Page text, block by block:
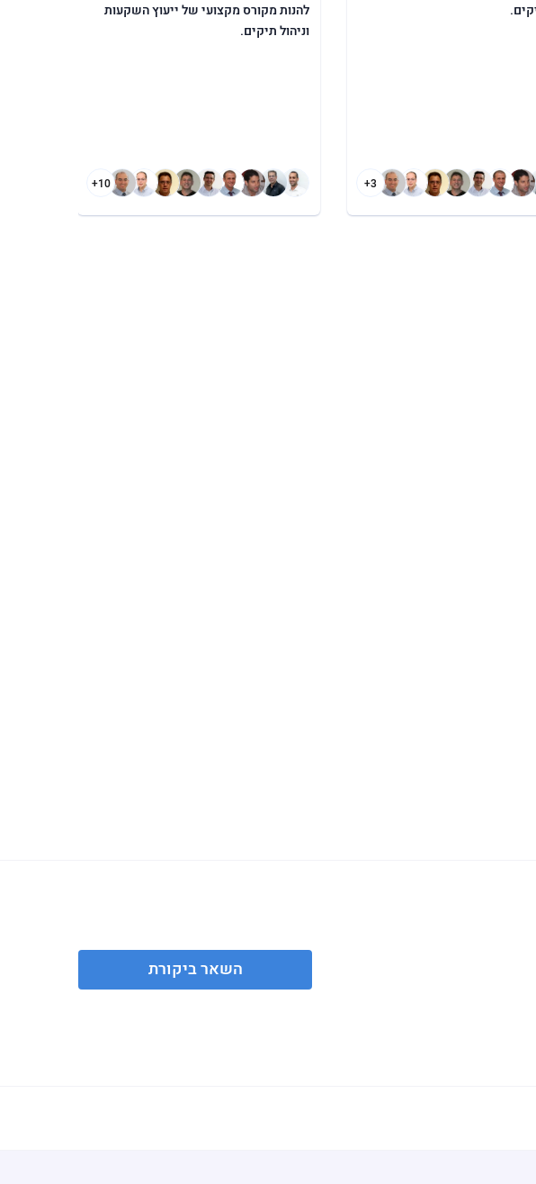
+3
להנות מקורס מקצועי של ייעוץ השקעות
וניהול תיקים.
+10
השאר ביקורת